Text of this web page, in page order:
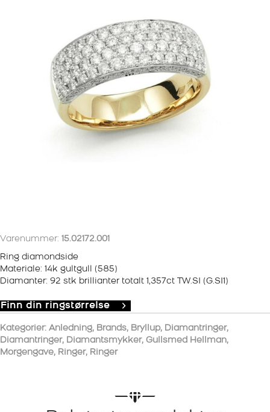
Varenummer: 15.02172.001
Ring diamondside
Materiale: 14k gultgull (585)
Diamanter: 92 stk brillianter totalt 1,357ct TW.SI (G.SI1)
Finn din ringstørrelse
Kategorier: Anledning, Brands, Bryllup, Diamantringer,
Diamantringer, Diamantsmykker, Gullsmed Hellman,
Morgengave, Ringer, Ringer